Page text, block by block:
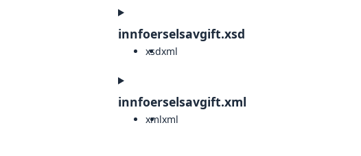
innfoerselsavgift.xsd
xsdxml
innfoerselsavgift.xml
xmlxml